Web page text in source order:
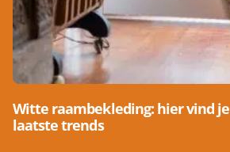
Witte raambekleding: hier vind
laatste trends